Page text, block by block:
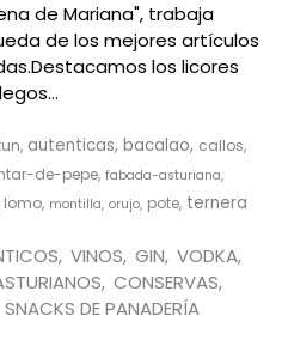
de Mariana", trabaja
de los mejores artículos
los licores
autenticas bacalao callos
de-pepe fabada-asturiana
lomo montilla orujo pote ternera
VINOS GIN VODKA
CONSERVAS
SNACKS DE PANADERÍA